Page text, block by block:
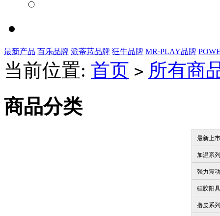
最新产品 百乐品牌 派蒂菈品牌 狂牛品牌 MR·PLAY品牌
当前位置: 首页 > 所有商
商品分类
最新上市
加温系列
强力震动
硅胶阳具
撸皮系列